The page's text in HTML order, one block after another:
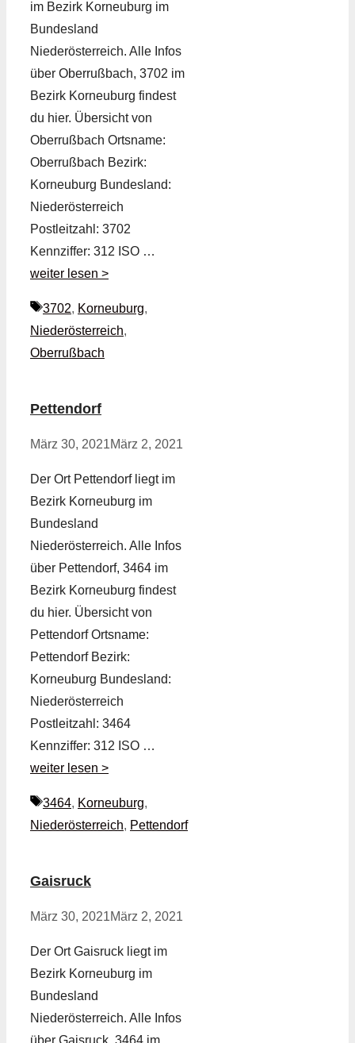
im Bezirk Korneuburg im
Bundesland
Niederösterreich. Alle Infos
über Oberrußbach, 3702 im
Bezirk Korneuburg findest
du hier. Übersicht von
Oberrußbach Ortsname:
Oberrußbach Bezirk:
Korneuburg Bundesland:
Niederösterreich
Postleitzahl: 3702
Kennziffer: 312 ISO …
weiter lesen >
Schlagwörter
3702, Korneuburg,
Niederösterreich,
Oberrußbach
Pettendorf
März 30, 2021März 2, 2021
Der Ort Pettendorf liegt im
Bezirk Korneuburg im
Bundesland
Niederösterreich. Alle Infos
über Pettendorf, 3464 im
Bezirk Korneuburg findest
du hier. Übersicht von
Pettendorf Ortsname:
Pettendorf Bezirk:
Korneuburg Bundesland:
Niederösterreich
Postleitzahl: 3464
Kennziffer: 312 ISO …
weiter lesen >
Schlagwörter
3464, Korneuburg,
Niederösterreich, Pettendorf
Gaisruck
März 30, 2021März 2, 2021
Der Ort Gaisruck liegt im
Bezirk Korneuburg im
Bundesland
Niederösterreich. Alle Infos
über Gaisruck, 3464 im